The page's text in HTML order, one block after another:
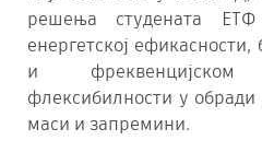
решења студената
енергетској
и
флексибилности у
маси и запремини.